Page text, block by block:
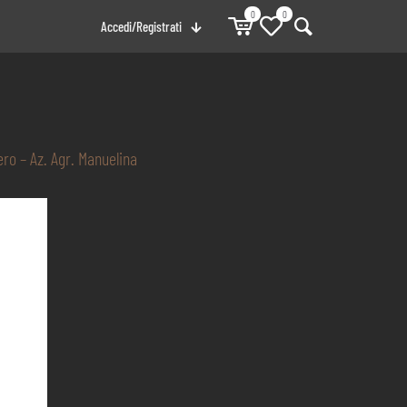
Accedi/Registrati
0 0
– Az. Agr. Manuelina